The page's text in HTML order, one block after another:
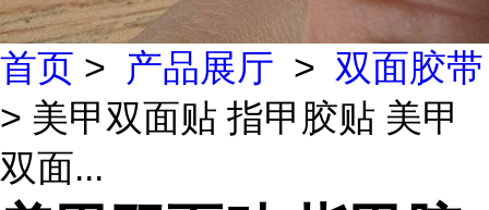
首页 > 产品展厅 > 双面胶带
> 美甲双面贴 指甲胶贴 美甲
双面...